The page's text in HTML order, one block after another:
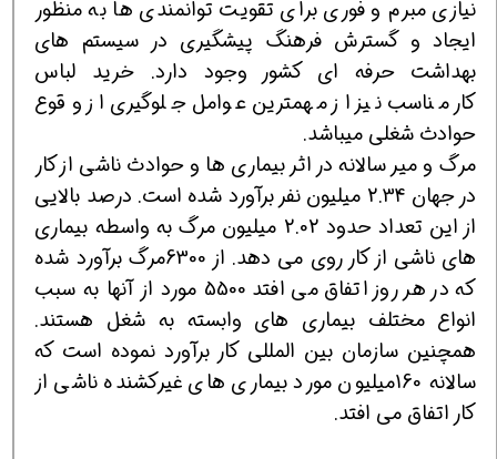
نیازی مبرم و فوری برای تقویت توانمندی ها به منظور
ایجاد و گسترش فرهنگ پیشگیری در سیستم های
بهداشت حرفه ای کشور وجود دارد. خرید لباس
کار مناسب نیز از مهمترین عوامل جلوگیری از وقوع
حوادث شغلی میباشد.
مرگ و میر سالانه در اثر بیماری ها و حوادث ناشی از کار
در جهان 2.34 میلیون نفر برآورد شده است. درصد بالایی
از این تعداد حدود 2.02 میلیون مرگ به واسطه بیماری
های ناشی از کار روی می دهد. از 6300مرگ برآورد شده
که در هر روز اتفاق می افتد 5500 مورد از آنها به سبب
انواع مختلف بیماری های وابسته به شغل هستند.
همچنین سازمان بین المللی کار برآورد نموده است که
سالانه 160میلیون مورد بیماری های غیرکشنده ناشی از
کار اتفاق می افتد.